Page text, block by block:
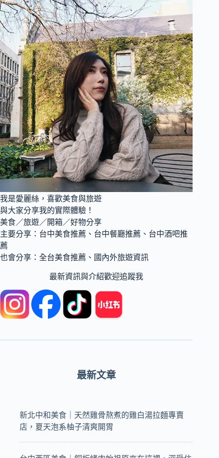
食
｜
號
稱
最
強
甕
烤
雞
餐
廳，
數
十
道
熱
炒
與
鍋
物，
多
烤
雞
指
回
味
我是愛麗絲，喜歡美食與旅遊
與大家分享我的實際體驗！
美食／旅遊／開箱／好物分享
主要分享：台中美食推薦、台中餐廳推薦、台中酒吧推
薦
也會分享：全台美食推薦、國內外旅遊資訊
最新資訊與介紹歡迎追蹤我
最新文章
新北中和美食｜天然雞骨熬煮的雞白湯拉麵專賣
店，夏天泡系柚子清爽開胃